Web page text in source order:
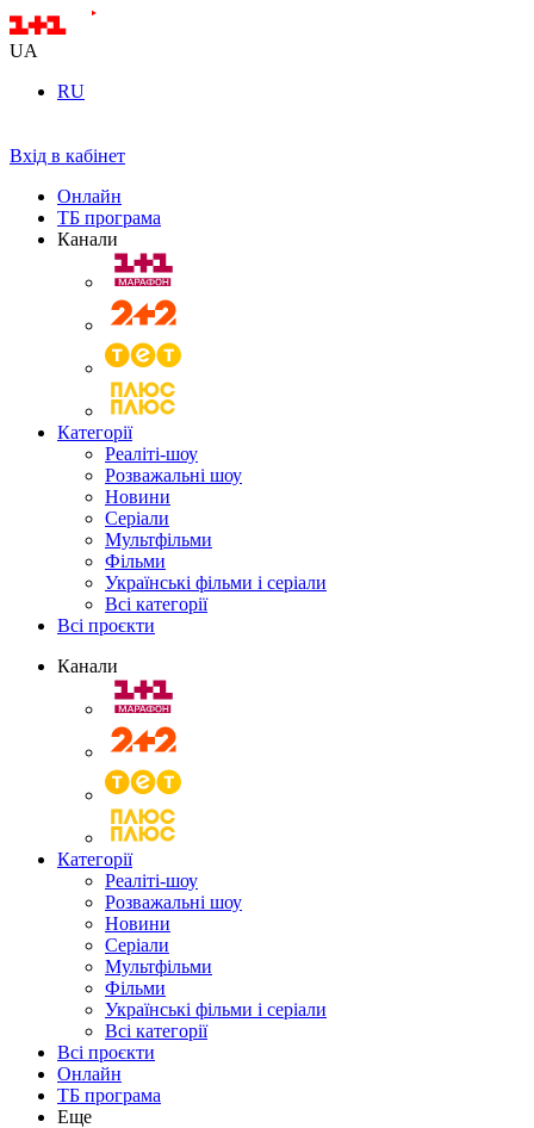
UA
RU
Вхід в кабінет
Онлайн
ТБ програма
Канали
Категорії
Реаліті-шоу
Розважальні шоу
Новини
Серіали
Мультфільми
Фільми
Українські фільми і серіали
Всі категорії
Всі проєкти
Канали
Категорії
Реаліті-шоу
Розважальні шоу
Новини
Серіали
Мультфільми
Фільми
Українські фільми і серіали
Всі категорії
Всі проєкти
Онлайн
ТБ програма
Еще